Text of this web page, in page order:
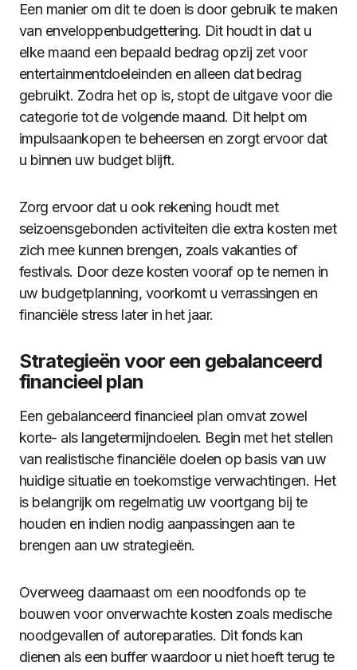
Een manier om dit te doen is door gebruik te maken
van enveloppenbudgettering. Dit houdt in dat u
elke maand een bepaald bedrag opzij zet voor
entertainmentdoeleinden en alleen dat bedrag
gebruikt. Zodra het op is, stopt de uitgave voor die
categorie tot de volgende maand. Dit helpt om
impulsaankopen te beheersen en zorgt ervoor dat
u binnen uw budget blijft.
Zorg ervoor dat u ook rekening houdt met
seizoensgebonden activiteiten die extra kosten met
zich mee kunnen brengen, zoals vakanties of
festivals. Door deze kosten vooraf op te nemen in
uw budgetplanning, voorkomt u verrassingen en
financiële stress later in het jaar.
Strategieën voor een gebalanceerd
financieel plan
Een gebalanceerd financieel plan omvat zowel
korte- als langetermijndoelen. Begin met het stellen
van realistische financiële doelen op basis van uw
huidige situatie en toekomstige verwachtingen. Het
is belangrijk om regelmatig uw voortgang bij te
houden en indien nodig aanpassingen aan te
brengen aan uw strategieën.
Overweeg daarnaast om een noodfonds op te
bouwen voor onverwachte kosten zoals medische
noodgevallen of autoreparaties. Dit fonds kan
dienen als een buffer waardoor u niet hoeft terug te